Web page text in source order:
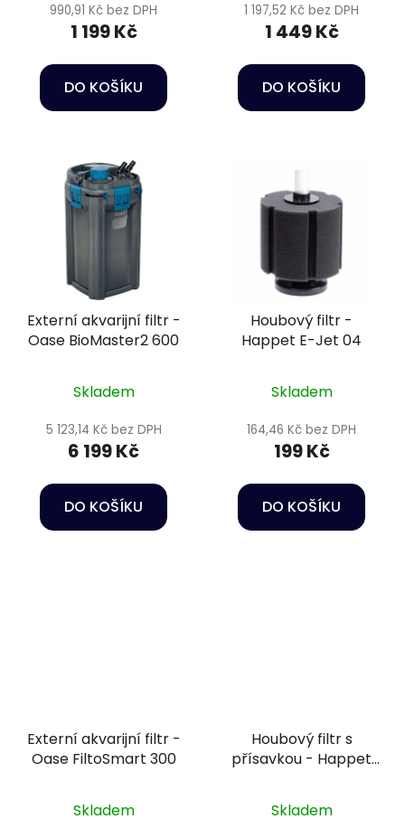
990,91 Kč bez DPH
1 199 Kč
DO KOŠÍKU
1 197,52 Kč bez DPH
1 449 Kč
DO KOŠÍKU
Externí akvarijní filtr -
Oase BioMaster2 600
Skladem
5 123,14 Kč bez DPH
6 199 Kč
DO KOŠÍKU
Houbový filtr -
Happet E-Jet 04
Skladem
164,46 Kč bez DPH
199 Kč
DO KOŠÍKU
Externí akvarijní filtr -
Oase FiltoSmart 300
Skladem
Houbový filtr s
přísavkou - Happet
Skladem